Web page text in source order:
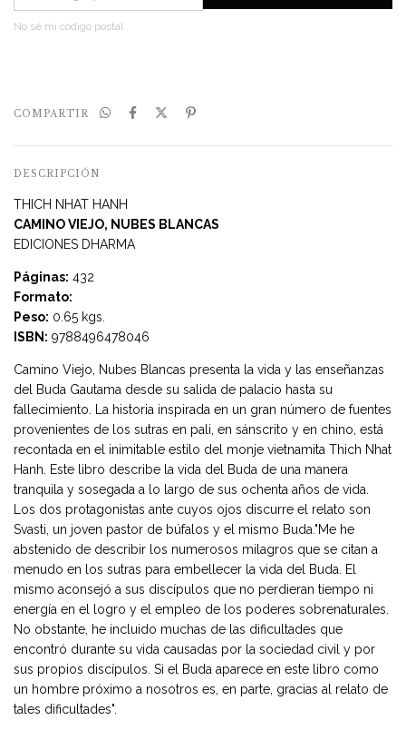
No sé mi código postal
COMPARTIR
DESCRIPCIÓN
THICH NHAT HANH
CAMINO VIEJO, NUBES BLANCAS
EDICIONES DHARMA
Páginas: 432
Formato:
Peso: 0.65 kgs.
ISBN: 9788496478046
Camino Viejo, Nubes Blancas presenta la vida y las enseñanzas
del Buda Gautama desde su salida de palacio hasta su
fallecimiento. La historia inspirada en un gran número de fuentes
provenientes de los sutras en pali, en sánscrito y en chino, está
recontada en el inimitable estilo del monje vietnamita Thich Nhat
Hanh. Este libro describe la vida del Buda de una manera
tranquila y sosegada a lo largo de sus ochenta años de vida.
Los dos protagonistas ante cuyos ojos discurre el relato son
Svasti, un joven pastor de búfalos y el mismo Buda."Me he
abstenido de describir los numerosos milagros que se citan a
menudo en los sutras para embellecer la vida del Buda. El
mismo aconsejó a sus discípulos que no perdieran tiempo ni
energía en el logro y el empleo de los poderes sobrenaturales.
No obstante, he incluido muchas de las dificultades que
encontró durante su vida causadas por la sociedad civil y por
sus propios discípulos. Si el Buda aparece en este libro como
un hombre próximo a nosotros es, en parte, gracias al relato de
tales dificultades".